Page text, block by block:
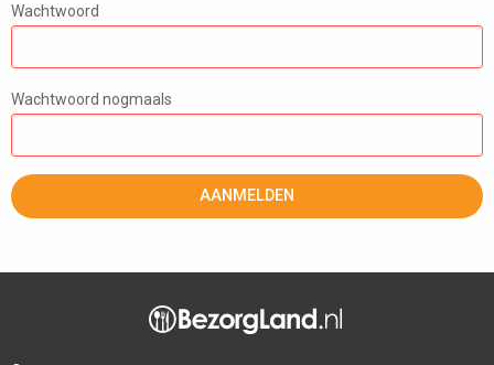
Wachtwoord
Wachtwoord nogmaals
AANMELDEN